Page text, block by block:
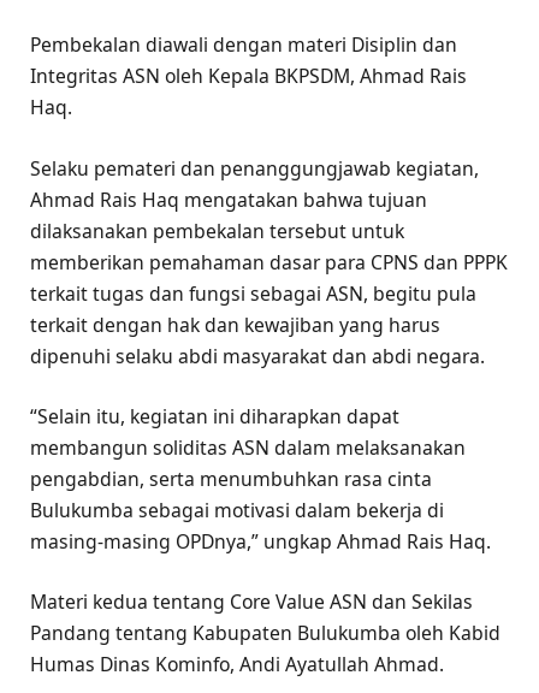
Pembekalan diawali dengan materi Disiplin dan
Integritas ASN oleh Kepala BKPSDM, Ahmad Rais
Haq.
Selaku pemateri dan penanggungjawab kegiatan,
Ahmad Rais Haq mengatakan bahwa tujuan
dilaksanakan pembekalan tersebut untuk
memberikan pemahaman dasar para CPNS dan PPPK
terkait tugas dan fungsi sebagai ASN, begitu pula
terkait dengan hak dan kewajiban yang harus
dipenuhi selaku abdi masyarakat dan abdi negara.
“Selain itu, kegiatan ini diharapkan dapat
membangun soliditas ASN dalam melaksanakan
pengabdian, serta menumbuhkan rasa cinta
Bulukumba sebagai motivasi dalam bekerja di
masing-masing OPDnya,” ungkap Ahmad Rais Haq.
Materi kedua tentang Core Value ASN dan Sekilas
Pandang tentang Kabupaten Bulukumba oleh Kabid
Humas Dinas Kominfo, Andi Ayatullah Ahmad.